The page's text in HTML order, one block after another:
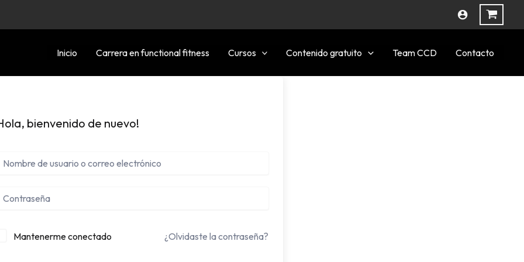
Inicio
Carrera en functional fitness Cursos Contenido gratuito Team CCD Contacto
bienvenido de nuevo!
Mantenerme conectado ¿Olvidaste la contraseña?